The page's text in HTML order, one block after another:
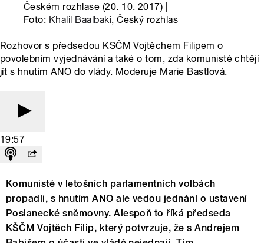
Českém rozhlase (20. 10. 2017) |
Foto: Khalil Baalbaki, Český rozhlas
Rozhovor s předsedou KSČM Vojtěchem Filipem o
povolebním vyjednávání a také o tom, zda komunisté chtějí
jít s hnutím ANO do vlády. Moderuje Marie Bastlová.
19:57
Komunisté v letošních parlamentních volbách
propadli, s hnutím ANO ale vedou jednání o ustavení
Poslanecké sněmovny. Alespoň to říká předseda
KŠČM Vojtěch Filip, který potvrzuje, že s Andrejem